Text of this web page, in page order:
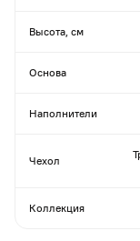
Высота, см
Основа
Наполнители
Чехол
Коллекция